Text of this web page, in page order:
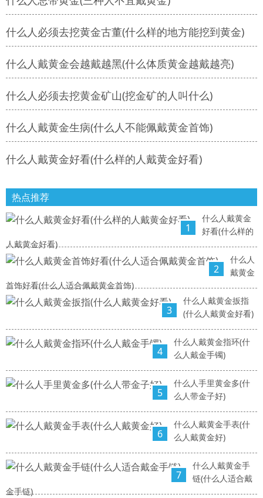
什么人必须去挖黄金古董(什么样的地方能挖到黄金)
什么人戴黄金会越戴越黑(什么体质黄金越戴越亮)
什么人必须去挖黄金矿山(挖金矿的人叫什么)
什么人戴黄金生病(什么人不能佩戴黄金首饰)
什么人戴黄金好看(什么样的人戴黄金好看)
热点推荐
1
什么人戴黄金
好看(什么样的
人戴黄金好看)
2
什么人
戴黄金
首饰好看(什么人适合佩戴黄金首饰)
3
什么人戴黄金扳指
(什么人戴黄金好看)
4
什么人戴黄金指环(什
么人戴金手镯)
5
什么人手里黄金多(什
么人带金子好)
6
什么人戴黄金手表(什
么人戴黄金好)
7
什么人戴黄金手
链(什么人适合戴
金手链)